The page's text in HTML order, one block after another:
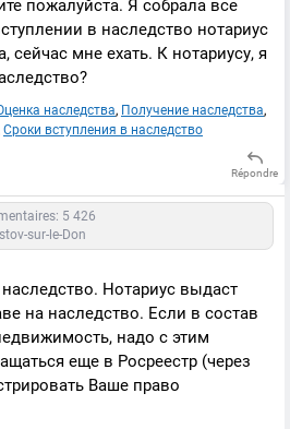
пожалуйста. Я собрала все
в наследство нотариус
сейчас мне ехать. К нотариусу, я
наследства, Получение наследства,
Сроки вступления в наследство
Répondre
5 426
sur-le-Don
Нотариус выдаст
на наследство. Если в состав
надо с этим
еще в Росреестр (через
Ваше право